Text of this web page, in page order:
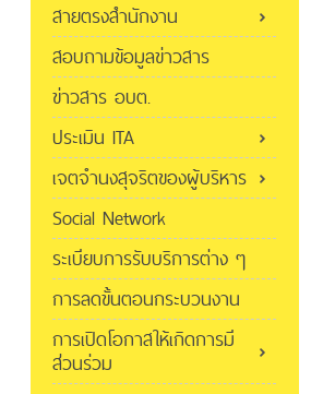
สายตรงสำนักงาน
สอบถามข้อมูลข่าวสาร
ข่าวสาร อบต.
ประเมิน ITA
เจตจำนงสุจริตของผู้บริหาร
Social Network
ระเบียบการรับบริการต่าง ๆ
การลดขั้นตอนกระบวนงาน
การเปิดโอกาสให้เกิดการมี
ส่วนร่วม